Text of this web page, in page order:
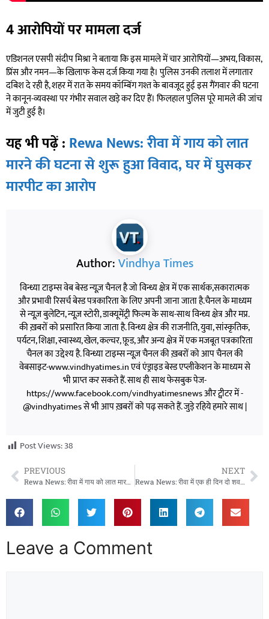
4 आरोपियों पर मामला दर्ज
एडिशनल एसपी संदीप मिश्रा ने बताया कि इस मामले में चार आरोपियों—अभय, विकास,
प्रिंस और नमन—के खिलाफ केस दर्ज किया गया है। पुलिस उनकी तलाश में लगातार
दबिश दे रही है, शहर में रात के समय कॉम्बिंग गश्त के बावजूद हुई इस गैंगवार की घटना
ने कानून-व्यवस्था पर गंभीर सवाल खड़े कर दिए हैं। फिलहाल पुलिस पूरे मामले की जांच
में जुटी हुई है।
यह भी पढ़ें : Rewa News: रीवा में गाय को लात
मारने की घटना से शुरू हुआ विवाद, घर में घुसकर
मारपीट का आरोप
Author:Vindhya Times
विन्ध्या टाइम्स वेब बेस्ड न्यूज़ चैनल है जो विन्ध्य क्षेत्र में एक सार्थक,सकारात्मक
और प्रभावी रिसर्च बेस्ड पत्रकारिता के लिए अपनी जाना जाता है.चैनल के माध्यम
से न्यूज़ बुलेटिन, न्यूज़ स्टोरी, डाक्यूमेंट्री फिल्म के साथ-साथ विन्ध्य क्षेत्र और मप्र.
की ख़बरों को प्रसारित किया जाता है. विन्ध्य क्षेत्र की राजनीति, युवा, सांस्कृतिक,
पर्यटन, शिक्षा, स्वास्थ्य, खेल, कल्चर, फ़ूड, और अन्य क्षेत्र में एक मजबूत पत्रकारिता
चैनल का उद्देश्य है. विन्ध्या टाइम्स न्यूज़ चैनल की ख़बरों को आप चैनल की
वेबसाइट-www.vindhyatimes.in एवं एंड्राइड बेस्ड एप्लीकेशन के माध्यम से
भी प्राप्त कर सकते हैं. साथ ही साथ फेसबुक पेज-
https://www.facebook.com/vindhyatimesnews और ट्वीटर में -
@vindhyatimes से भी आप ख़बरों को पढ़ सकते हैं. जुड़े रहिये हमारे साथ |
Post Views:38
PREVIOUS
Rewa News: रीवा में गाय को लात मारने की घटना से शुरू हुआ विवाद, घर में घुसकर मारपीट का आरोप
NEXT
Rewa News: रीवा में एक ही दिन दो शव बरामद, सिल्परा और विजय विलास नहर से मिले शव, जांच जारी
Leave a Comment